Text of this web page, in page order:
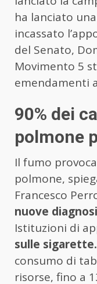
ha lanciato
incassato
del Senato,
Movimento 5
emendamenti
90% dei
polmone
Il fumo
polmone,
Francesco
nuove
Istituzioni di
sulle sigarette.
consumo di
risorse, fino a